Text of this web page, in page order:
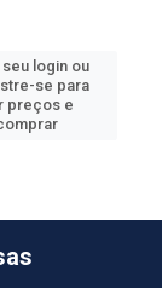
seu login ou
se para
preços e